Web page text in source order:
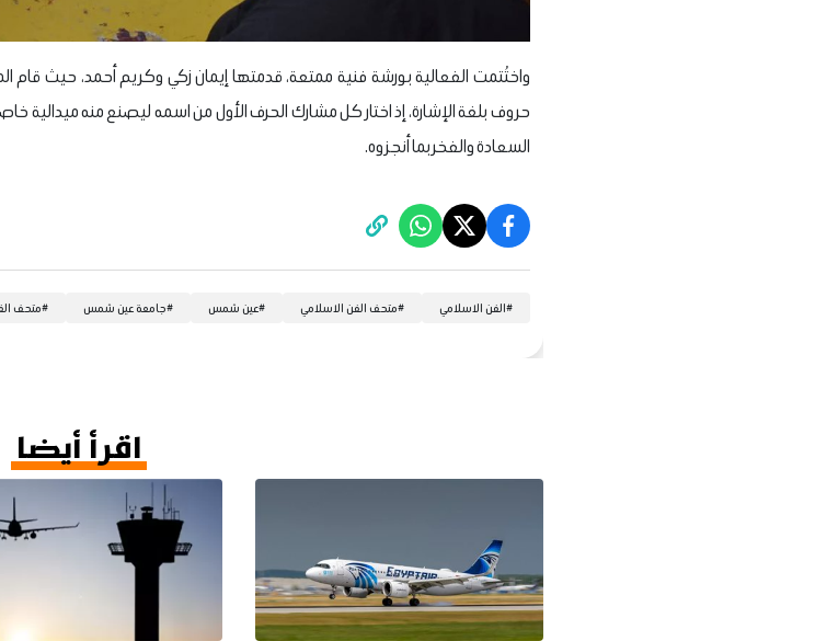
واختُتمت الفعالية بورشة فنية ممتعة، قدمتها إيمان زكي وكريم أحمد، حيث
حروف بلغة الإشارة، إذ اختار كل مشارك الحرف الأول من اسمه ليصنع منه ميدالية
السعادة والفخر بما أنجزوه.
#الفن الاسلامي #متحف الفن الاسلامي #عين شمس #جامعة عين شمس #متحف
اقرأ أيضا